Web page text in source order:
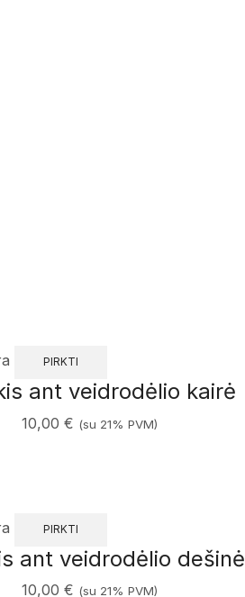
PIRKTI
ant veidrodėlio kairė
10,00€ (su 21% PVM)
PIRKTI
ant veidrodėlio dešinė
10,00€ (su 21% PVM)